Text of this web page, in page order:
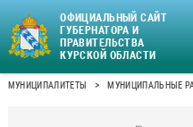
ОФИЦИАЛЬНЫЙ САЙТ
ГУБЕРНАТОРА И
ПРАВИТЕЛЬСТВА
КУРСКОЙ ОБЛАСТИ
МУНИЦИПАЛИТЕТЫ > МУНИЦИПАЛЬНЫЕ